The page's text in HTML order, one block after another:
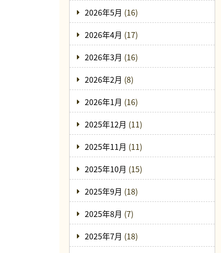
2026年5月 (16)
2026年4月 (17)
2026年3月 (16)
2026年2月 (8)
2026年1月 (16)
2025年12月 (11)
2025年11月 (11)
2025年10月 (15)
2025年9月 (18)
2025年8月 (7)
2025年7月 (18)